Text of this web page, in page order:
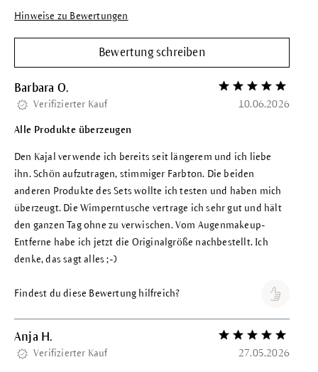
Hinweise zu Bewertungen
Bewertung schreiben
Barbara O. Bewertung mit 5
Verifizierter Kauf 10.06.2026
Alle Produkte überzeugen
Den Kajal verwende ich bereits seit längerem und ich liebe
ihn. Schön aufzutragen, stimmiger Farbton. Die beiden
anderen Produkte des Sets wollte ich testen und haben mich
überzeugt. Die Wimperntusche vertrage ich sehr gut und hält
den ganzen Tag ohne zu verwischen. Vom Augenmakeup-
Entferne habe ich jetzt die Originalgröße nachbestellt. Ich
denke, das sagt alles ;-)
Findest du diese Bewertung hilfreich?
Anja H. Bewertung mit 5
Verifizierter Kauf 27.05.2026